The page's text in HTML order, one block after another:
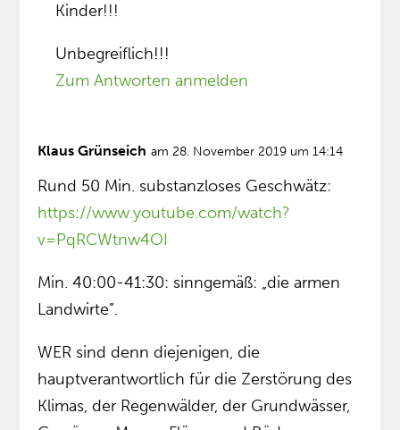
Kinder!!!
Unbegreiflich!!!
Zum Antworten anmelden
Klaus Grünseich am 28. November 2019 um 14:14
Rund 50 Min. substanzloses Geschwätz:
https://www.youtube.com/watch?
v=PqRCWtnw4OI
Min. 40:00-41:30: sinngemäß: „die armen
Landwirte”.
WER sind denn diejenigen, die
hauptverantwortlich für die Zerstörung des
Klimas, der Regenwälder, der Grundwässer,